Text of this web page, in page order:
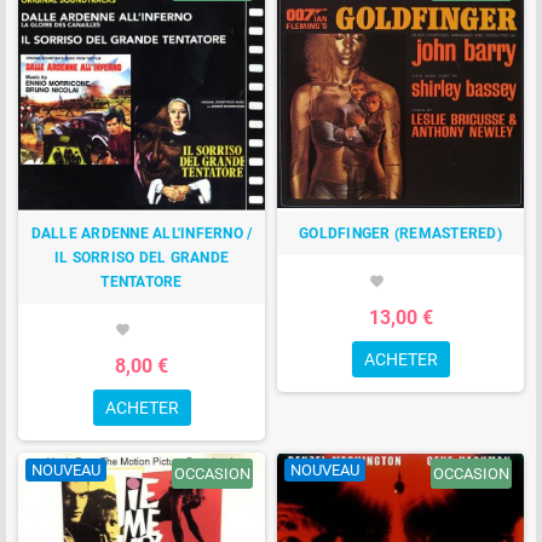
DALLE ARDENNE ALL'INFERNO /
IL SORRISO DEL GRANDE
TENTATORE
favorite
8,00 €
ACHETER
GOLDFINGER (REMASTERED)
favorite
13,00 €
ACHETER
NOUVEAU OCCASION NOUVEAU OCCASION